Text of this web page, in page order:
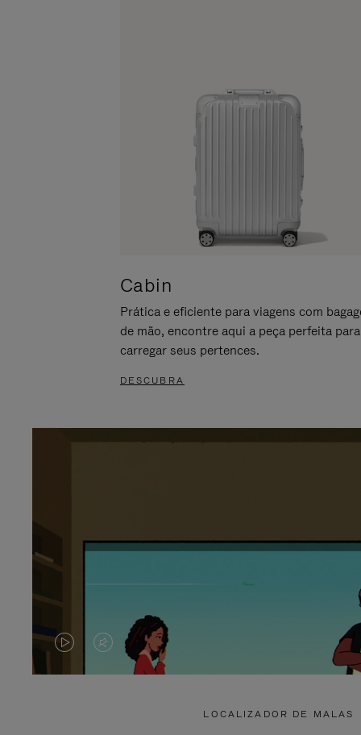
Cabin
Prática e eficiente para viagens com
de mão, encontre aqui a peça perfeita para
carregar seus pertences.
DESCUBRA
O
O
LOCALIZADOR DE MALAS